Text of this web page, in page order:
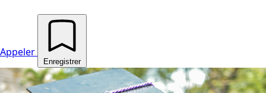
Appeler
Enregistrer